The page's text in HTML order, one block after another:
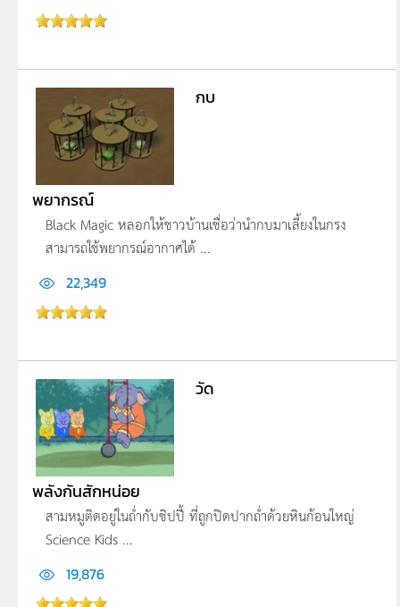
กบ
พยากรณ์
Black Magic หลอกให้ชาวบ้านเชื่อว่านำกบมาเลี้ยงในกรง
สามารถใช้พยากรณ์อากาศได้ ...
22,349
วัด
พลังกันสักหน่อย
สามหมูติดอยู่ในถ่ำกับชิปปี้ ที่ถูกปิดปากถ่ำด้วยหินก้อนใหญ่
Science Kids ...
19,876